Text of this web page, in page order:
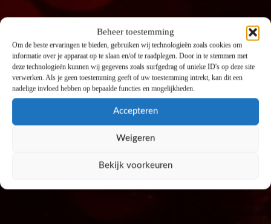
Beheer toestemming
Om de beste ervaringen te bieden, gebruiken wij technologieën zoals cookies om
informatie over je apparaat op te slaan en/of te raadplegen. Door in te stemmen met
deze technologieën kunnen wij gegevens zoals surfgedrag of unieke ID's op deze site
verwerken. Als je geen toestemming geeft of uw toestemming intrekt, kan dit een
nadelige invloed hebben op bepaalde functies en mogelijkheden.
Accepteren
Weigeren
Bekijk voorkeuren